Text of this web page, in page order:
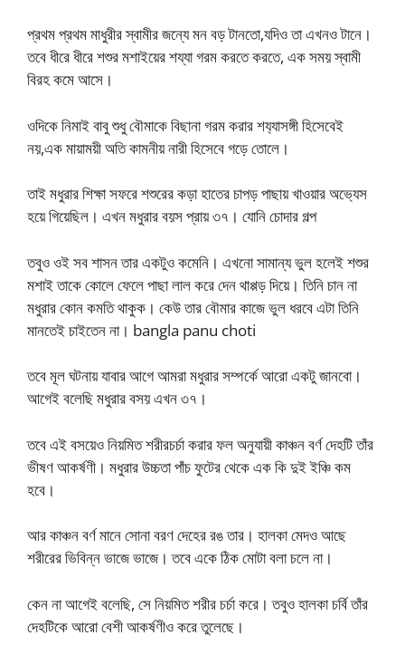
প্রথম প্রথম মাধুরীর স্বামীর জন্যে মন বড় টানতো,যদিও তা এখনও টানে।
তবে ধীরে ধীরে শশুর মশাইয়ের শয্যা গরম করতে করতে, এক সময় স্বামী
বিরহ কমে আসে।
ওদিকে নিমাই বাবু শুধু বৌমাকে বিছানা গরম করার শয‍্যাসঙ্গী হিসেবেই
নয়,এক মায়াময়ী অতি কামনীয় নারী হিসেবে গড়ে তোলে।
তাই মধুরার শিক্ষা সফরে শশুরের কড়া হাতের চাপড় পাছায় খাওয়ার অভ‍্যেস
হয়ে গিয়েছিল। এখন মধুরার বয়স প্রায় ৩৭। যোনি চোদার গল্প
তবুও ওই সব শাসন তার একটুও কমেনি। এখনো সামান্য ভুল হলেই শশুর
মশাই তাকে কোলে ফেলে পাছা লাল করে দেন থাপ্পড় দিয়ে। তিনি চান না
মধুরার কোন কমতি থাকুক। কেউ তার বৌমার কাজে ভুল ধরবে এটা তিনি
মানতেই চাইতেন না। bangla panu choti
তবে মূল ঘটনায় যাবার আগে আমরা মধুরার সম্পর্কে আরো একটু জানবো।
আগেই বলেছি মধুরার বসয় এখন ৩৭।
তবে এই বসয়েও নিয়মিত শরীরচর্চা করার ফল অনুযায়ী কাঞ্চন বর্ণ দেহটি তাঁর
ভীষণ আকর্ষণী। মধুরার উচ্চতা পাঁচ ফুটের থেকে এক কি দুই ইঞ্চি কম
হবে।
আর কাঞ্চন বর্ণ মানে সোনা বরণ দেহের রঙ তার। হালকা মেদও আছে
শরীরের ভিবিন্ন ভাজে ভাজে। তবে একে ঠিক মোটা বলা চলে না।
কেন না আগেই বলেছি, সে নিয়মিত শরীর চর্চা করে। তবুও হালকা চর্বি তাঁর
দেহটিকে আরো বেশী আকর্ষণীও করে তুলেছে।